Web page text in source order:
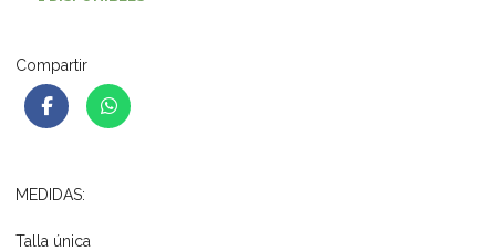
Compartir
MEDIDAS:
Talla única